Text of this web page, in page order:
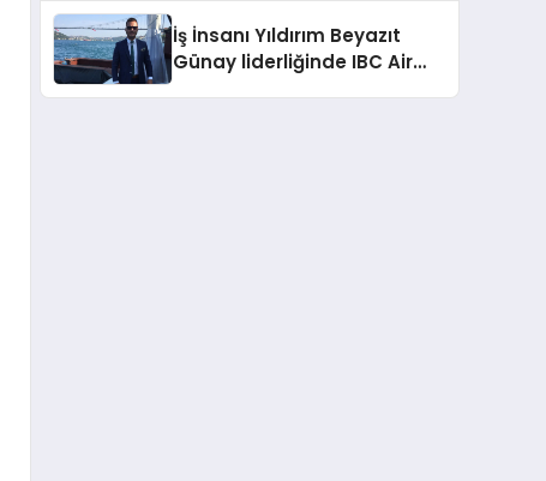
İş İnsanı Yıldırım Beyazıt
Günay liderliğinde IBC Air